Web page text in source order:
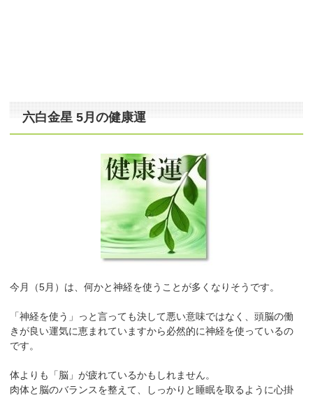
六白金星 5月の健康運
今月（5月）は、何かと神経を使うことが多くなりそうです。
「神経を使う」っと言っても決して悪い意味ではなく、頭脳の働
きが良い運気に恵まれていますから必然的に神経を使っているの
です。
体よりも「脳」が疲れているかもしれません。
肉体と脳のバランスを整えて、しっかりと睡眠を取るように心掛